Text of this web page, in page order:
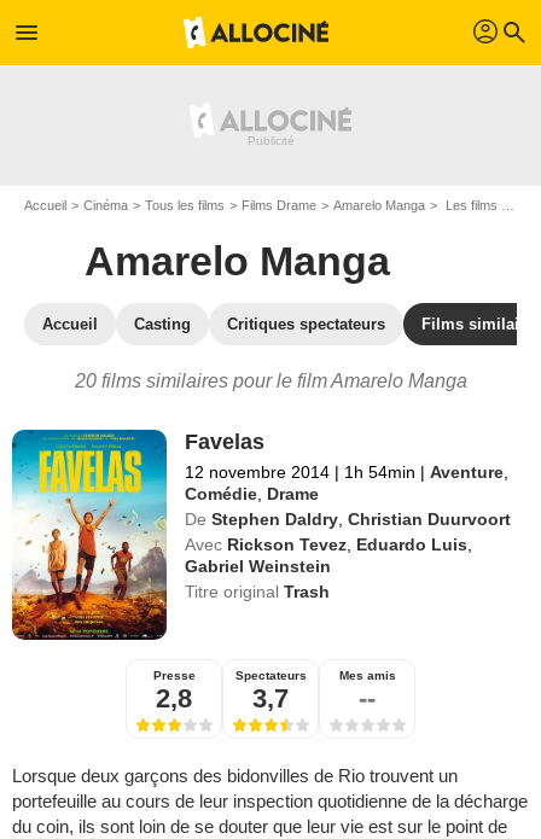
menu profil search
Accueil Cinéma Tous les films Films Drame Amarelo Manga Les films similaires à "Amarelo Manga"
Amarelo Manga
Accueil Casting Critiques spectateurs Films similaires
20 films similaires pour le film Amarelo Manga
Favelas
12 novembre 2014 | 1h 54min | Aventure
Comédie Drame
De Stephen Daldry ,Christian Duurvoort
Avec Rickson Tevez Eduardo Luis
Gabriel Weinstein
Titre originalTrash
Presse
2,8
Spectateurs
3,7
Mes amis
--
Lorsque deux garçons des bidonvilles de Rio trouvent un
portefeuille au cours de leur inspection quotidienne de la décharge
du coin, ils sont loin de se douter que leur vie est sur le point de